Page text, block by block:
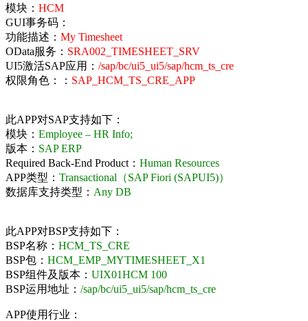
模块： HCM
GUI事务码：
功能描述： My Timesheet
OData服务： SRA002_TIMESHEET_SRV
UI5激活SAP应用： /sap/bc/ui5_ui5/sap/hcm_ts_cre
权限角色：： SAP_HCM_TS_CRE_APP
此APP对SAP支持如下：
模块： Employee – HR Info;
版本： SAP ERP
Required Back-End Product： Human Resources
APP类型： Transactional（SAP Fiori (SAPUI5)）
数据库支持类型： Any DB
此APP对BSP支持如下：
BSP名称： HCM_TS_CRE
BSP包： HCM_EMP_MYTIMESHEET_X1
BSP组件及版本： UIX01HCM 100
BSP运用地址： /sap/bc/ui5_ui5/sap/hcm_ts_cre
APP使用行业：